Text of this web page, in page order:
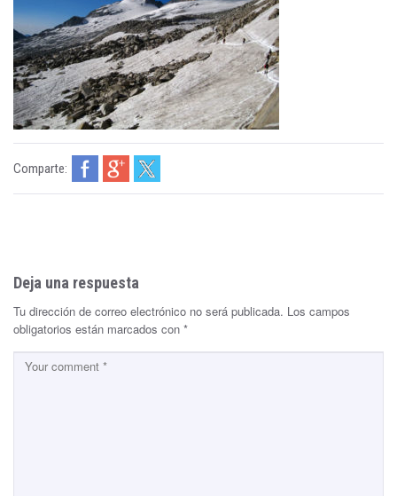
Comparte:
Deja una respuesta
Tu dirección de correo electrónico no será publicada. Los campos
obligatorios están marcados con *